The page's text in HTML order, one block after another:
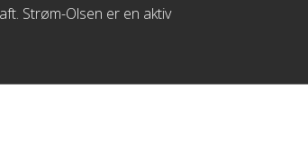
Strøm-Olsen er en aktiv